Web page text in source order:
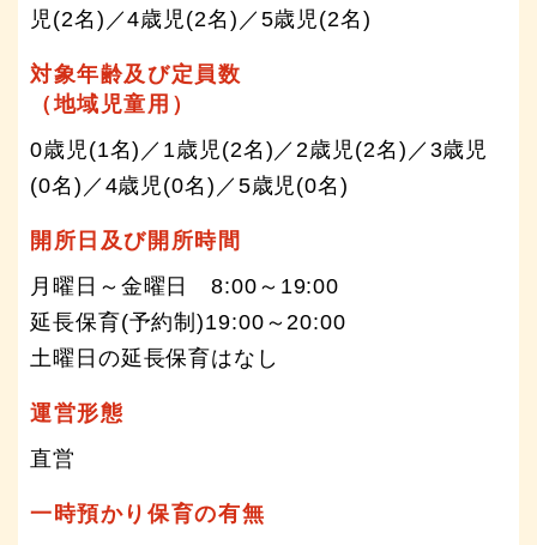
児(2名)／4歳児(2名)／5歳児(2名)
対象年齢及び定員数
（地域児童用）
0歳児(1名)／1歳児(2名)／2歳児(2名)／3歳児
(0名)／4歳児(0名)／5歳児(0名)
開所日及び開所時間
月曜日～金曜日 8:00～19:00
延長保育(予約制)19:00～20:00
土曜日の延長保育はなし
運営形態
直営
一時預かり保育の有無